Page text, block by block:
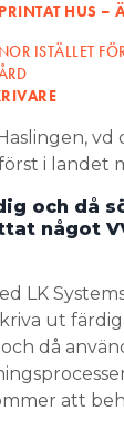
HUS –
ISTÄLLET
i landet
och då
något
LK
ut
då
att